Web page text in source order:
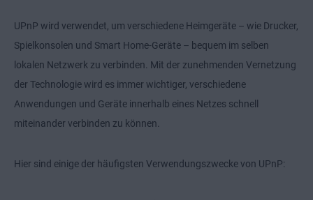
UPnP wird verwendet, um verschiedene Heimgeräte – wie Drucker,
Spielkonsolen und Smart Home-Geräte – bequem im selben
lokalen Netzwerk zu verbinden. Mit der zunehmenden Vernetzung
der Technologie wird es immer wichtiger, verschiedene
Anwendungen und Geräte innerhalb eines Netzes schnell
miteinander verbinden zu können.
Hier sind einige der häufigsten Verwendungszwecke von UPnP: